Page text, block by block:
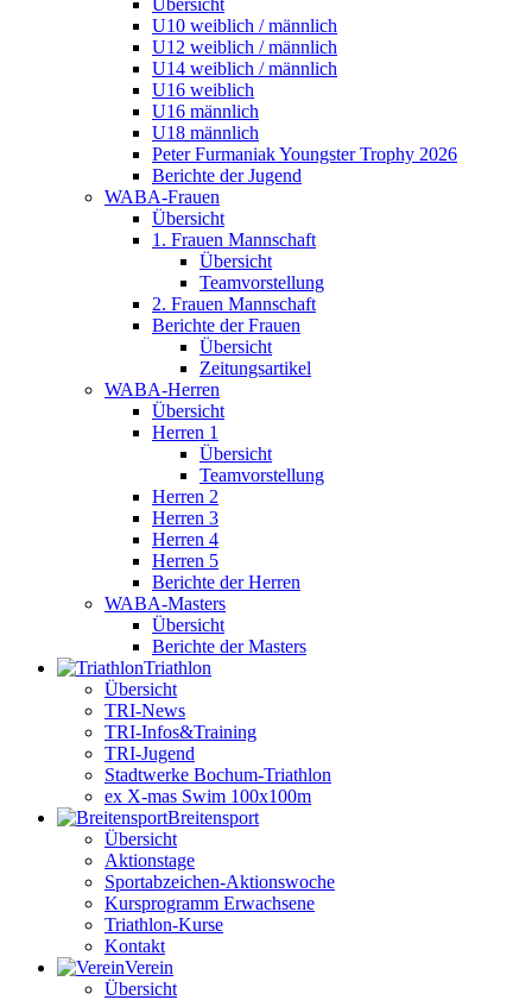
Übersicht
U10 weiblich / männlich
U12 weiblich / männlich
U14 weiblich / männlich
U16 weiblich
U16 männlich
U18 männlich
Peter Furmaniak Youngster Trophy 2026
Berichte der Jugend
WABA-Frauen
Übersicht
1. Frauen Mannschaft
Übersicht
Teamvorstellung
2. Frauen Mannschaft
Berichte der Frauen
Übersicht
Zeitungsartikel
WABA-Herren
Übersicht
Herren 1
Übersicht
Teamvorstellung
Herren 2
Herren 3
Herren 4
Herren 5
Berichte der Herren
WABA-Masters
Übersicht
Berichte der Masters
Triathlon
Übersicht
TRI-News
TRI-Infos&Training
TRI-Jugend
Stadtwerke Bochum-Triathlon
ex X-mas Swim 100x100m
Breiten­sport
Übersicht
Aktionstage
Sportabzeichen-Aktionswoche
Kursprogramm Erwachsene
Triathlon-Kurse
Kontakt
Verein
Übersicht